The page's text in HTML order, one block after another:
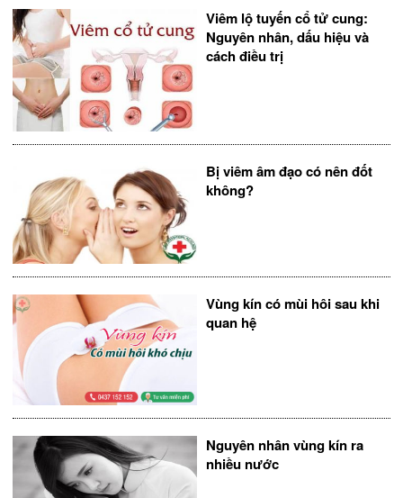
Viêm lộ tuyến cổ tử cung:
Nguyên nhân, dấu hiệu và
cách điều trị
Bị viêm âm đạo có nên đốt
không?
Vùng kín có mùi hôi sau khi
quan hệ
Nguyên nhân vùng kín ra
nhiều nước